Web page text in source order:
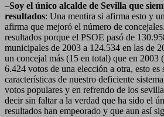
–Soy el único alcalde de Sevilla que
resultados: Una mentira si afirma esto y
afirma que mejoró el número de
resultados porque el PSOE pasó de
municipales de 2003 a 124.534 en las de
un concejal más (15 en total) que en 2003
6.424 votos de una elección a otra, esto es
características de nuestro deficiente
votos populares y en refrendo de los
decir sin faltar a la verdad que ha sido el
resultados han empeorado y que aun así